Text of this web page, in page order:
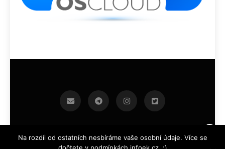
infoek.cz 2026.Developed By BlazeThemes .
Na rozdíl od ostatních nesbíráme vaše osobní údaje. Více se